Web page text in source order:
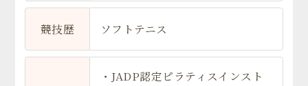
競技歴 ソフトテニス
・JADP認定ピラティスインスト